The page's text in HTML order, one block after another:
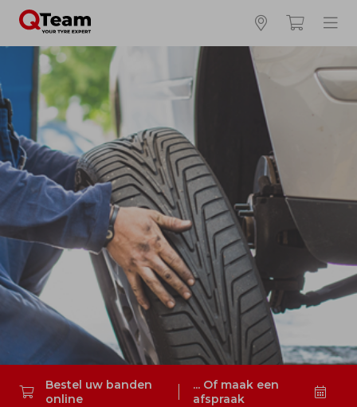
Bestel uw banden
online
... Of maak een
afspraak
Kies en bestel uw banden online
Waar vind ik mijn bandenmaat?
Zomerbanden
4 seizoenen
Winterbanden
Breedte *
Hoogte *
Inch *